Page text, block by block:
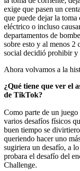
exige que pasen un
que puede dejar la toma
eléctrico o incluso
departamentos de
sobre esto y al menos 2
social decidió prohibir
Ahora volvamos a la
¿Qué tiene que ver el
de TikTok?
Como parte de un
varios desafíos físicos
buen tiempo se
queriendo hacer uno
sugiriera un desafío, a
probara el desafío del
Challenge.